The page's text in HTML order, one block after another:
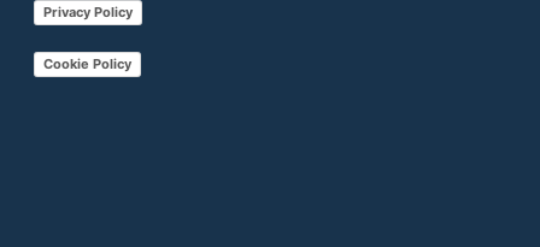
Privacy Policy
Cookie Policy